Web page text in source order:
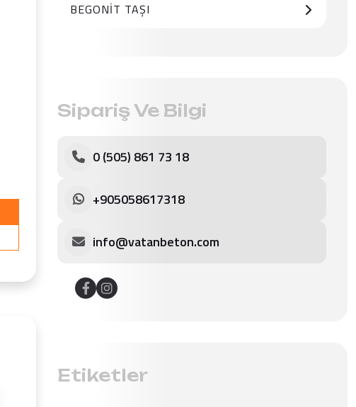
BEGONIT TAŞI
Sipariş Ve Bilgi
0 (505) 861 73 18
+905058617318
info@vatanbeton.com
Etiketler